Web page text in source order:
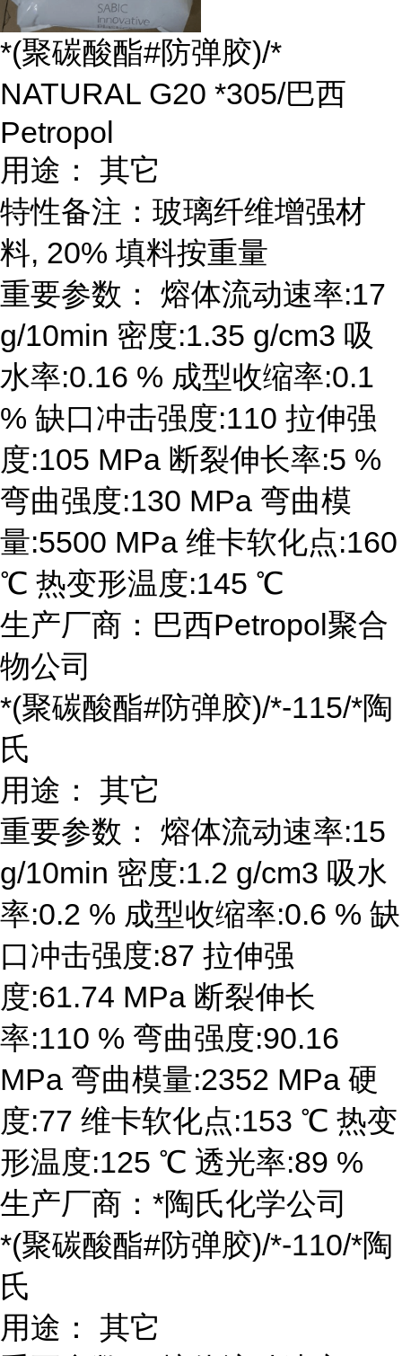
*(聚碳酸酯#防弹胶)/*
NATURAL G20 *305/巴西
Petropol
用途： 其它
特性备注：玻璃纤维增强材
料, 20% 填料按重量
重要参数： 熔体流动速率:17
g/10min 密度:1.35 g/cm3 吸
水率:0.16 % 成型收缩率:0.1
% 缺口冲击强度:110 拉伸强
度:105 MPa 断裂伸长率:5 %
弯曲强度:130 MPa 弯曲模
量:5500 MPa 维卡软化点:160
℃ 热变形温度:145 ℃
生产厂商：巴西Petropol聚合
物公司
*(聚碳酸酯#防弹胶)/*-115/*陶
氏
用途： 其它
重要参数： 熔体流动速率:15
g/10min 密度:1.2 g/cm3 吸水
率:0.2 % 成型收缩率:0.6 % 缺
口冲击强度:87 拉伸强
度:61.74 MPa 断裂伸长
率:110 % 弯曲强度:90.16
MPa 弯曲模量:2352 MPa 硬
度:77 维卡软化点:153 ℃ 热变
形温度:125 ℃ 透光率:89 %
生产厂商：*陶氏化学公司
*(聚碳酸酯#防弹胶)/*-110/*陶
氏
用途： 其它